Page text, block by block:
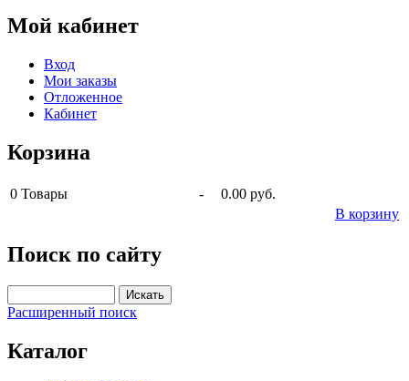
Мой кабинет
Вход
Мои заказы
Отложенное
Кабинет
Корзина
0 Товары -
0.00 руб.
В корзину
Поиск по сайту
Расширенный поиск
Каталог